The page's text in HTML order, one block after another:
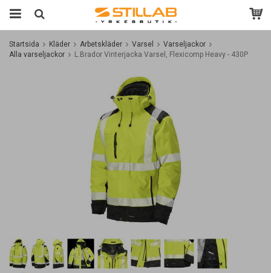
Startsida Kläder Arbetskläder Varsel
Varseljackor
Alla varseljackor
L.Brador Vinterjacka Varsel, Flexicomp Heavy - 430P